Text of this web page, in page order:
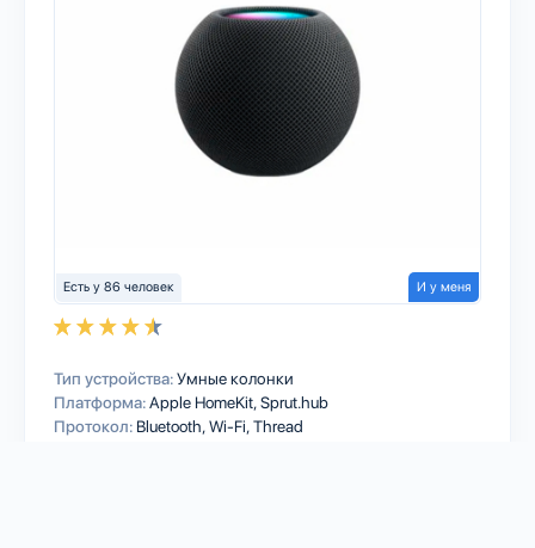
Есть у 86 человек И у меня
Тип устройства:Умные колонки
Платформа:Apple HomeKitSprut.hub
Протокол: BluetoothWi-FiThread